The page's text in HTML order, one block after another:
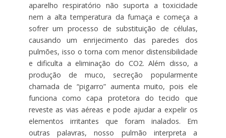
aparelho respiratório não suporta a toxicidade
nem a alta temperatura da fumaça e começa a
sofrer um processo de substituição de células,
causando um enrijecimento das paredes dos
pulmões, isso o torna com menor distensibilidade
e dificulta a eliminação do CO2. Além disso, a
produção de muco, secreção popularmente
chamada de “pigarro” aumenta muito, pois ele
funciona como capa protetora do tecido que
reveste as vias aéreas e pode ajudar a expelir os
elementos irritantes que foram inalados. Em
outras palavras, nosso pulmão interpreta a